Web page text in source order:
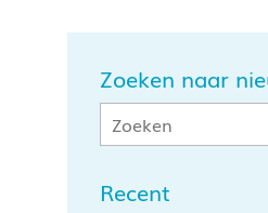
Zoeken naar
Recent